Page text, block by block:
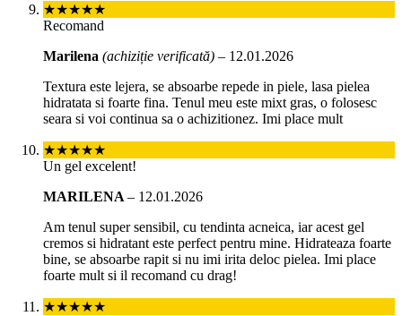
★★★★★
Recomand
Marilena (achiziție verificată) – 12.01.2026
Textura este lejera, se absoarbe repede in piele, lasa pielea
hidratata si foarte fina. Tenul meu este mixt gras, o folosesc
seara si voi continua sa o achizitionez. Imi place mult
★★★★★
Un gel excelent!
MARILENA – 12.01.2026
Am tenul super sensibil, cu tendinta acneica, iar acest gel
cremos si hidratant este perfect pentru mine. Hidrateaza foarte
bine, se absoarbe rapit si nu imi irita deloc pielea. Imi place
foarte mult si il recomand cu drag!
★★★★★